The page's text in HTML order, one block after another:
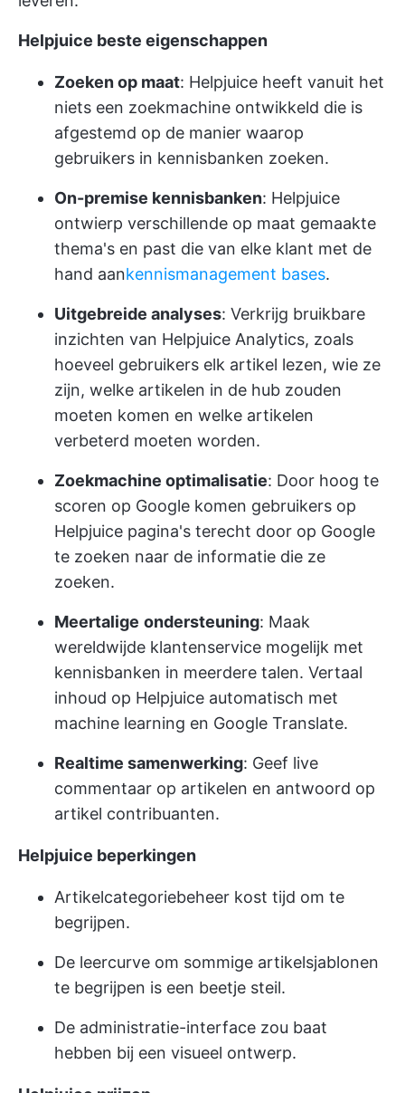
Helpjuice beste eigenschappen
Zoeken op maat: Helpjuice heeft vanuit het
niets een zoekmachine ontwikkeld die is
afgestemd op de manier waarop
gebruikers in kennisbanken zoeken.
On-premise kennisbanken: Helpjuice
ontwierp verschillende op maat gemaakte
thema's en past die van elke klant met de
hand aankennismanagement bases.
Uitgebreide analyses: Verkrijg bruikbare
inzichten van Helpjuice Analytics, zoals
hoeveel gebruikers elk artikel lezen, wie ze
zijn, welke artikelen in de hub zouden
moeten komen en welke artikelen
verbeterd moeten worden.
Zoekmachine optimalisatie: Door hoog te
scoren op Google komen gebruikers op
Helpjuice pagina's terecht door op Google
te zoeken naar de informatie die ze
zoeken.
Meertalige ondersteuning: Maak
wereldwijde klantenservice mogelijk met
kennisbanken in meerdere talen. Vertaal
inhoud op Helpjuice automatisch met
machine learning en Google Translate.
Realtime samenwerking: Geef live
commentaar op artikelen en antwoord op
artikel contribuanten.
Helpjuice beperkingen
Artikelcategoriebeheer kost tijd om te
begrijpen.
De leercurve om sommige artikelsjablonen
te begrijpen is een beetje steil.
De administratie-interface zou baat
hebben bij een visueel ontwerp.